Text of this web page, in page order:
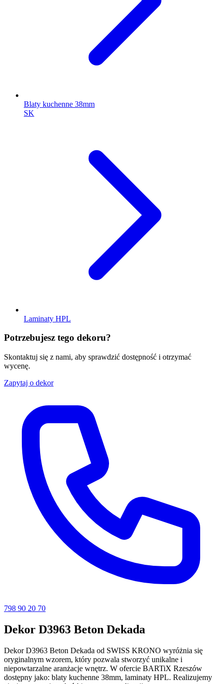
Blaty kuchenne 38mm
SK
Laminaty HPL
Potrzebujesz tego dekoru?
Skontaktuj się z nami, aby sprawdzić dostępność i otrzymać
wycenę.
Zapytaj o dekor
798 90 20 70
Dekor D3963 Beton Dekada
Dekor D3963 Beton Dekada od SWISS KRONO wyróżnia się
oryginalnym wzorem, który pozwala stworzyć unikalne i
niepowtarzalne aranżacje wnętrz. W ofercie BARTiX Rzeszów
dostępny jako: blaty kuchenne 38mm, laminaty HPL. Realizujemy